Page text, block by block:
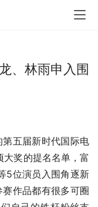
、林雨申入围
五届新时代国际电
奖的提名名单，富
5位演员入围角逐新
作品都有很多可圈